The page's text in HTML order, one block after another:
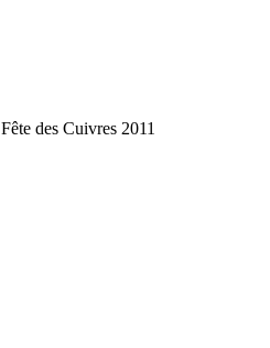
Fête des Cuivres 2011